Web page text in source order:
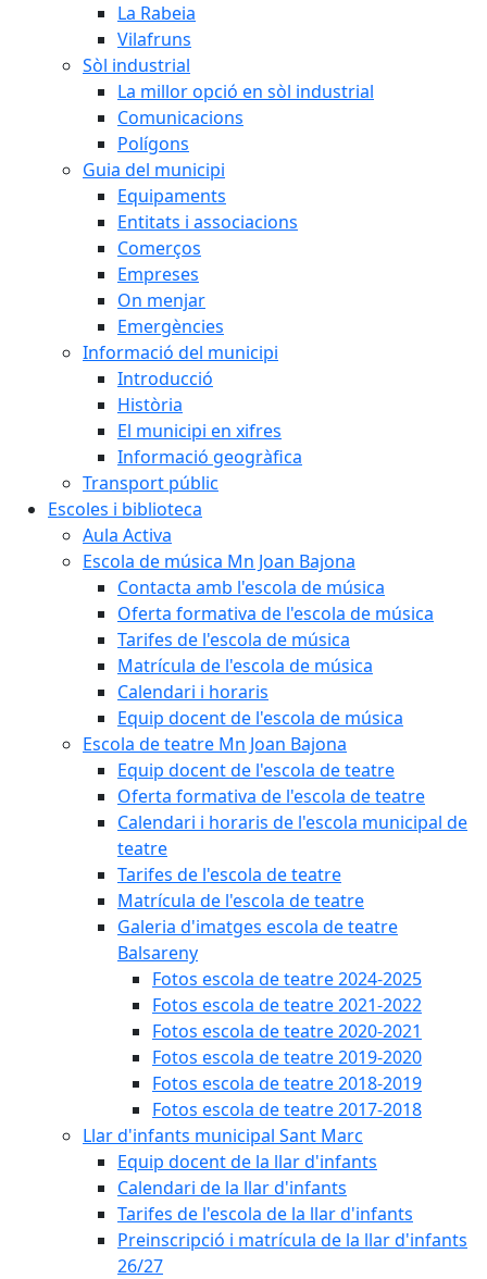
La Rabeia
Vilafruns
Sòl industrial
La millor opció en sòl industrial
Comunicacions
Polígons
Guia del municipi
Equipaments
Entitats i associacions
Comerços
Empreses
On menjar
Emergències
Informació del municipi
Introducció
Història
El municipi en xifres
Informació geogràfica
Transport públic
Escoles i biblioteca
Aula Activa
Escola de música Mn Joan Bajona
Contacta amb l'escola de música
Oferta formativa de l'escola de música
Tarifes de l'escola de música
Matrícula de l'escola de música
Calendari i horaris
Equip docent de l'escola de música
Escola de teatre Mn Joan Bajona
Equip docent de l'escola de teatre
Oferta formativa de l'escola de teatre
Calendari i horaris de l'escola municipal de
teatre
Tarifes de l'escola de teatre
Matrícula de l'escola de teatre
Galeria d'imatges escola de teatre
Balsareny
Fotos escola de teatre 2024-2025
Fotos escola de teatre 2021-2022
Fotos escola de teatre 2020-2021
Fotos escola de teatre 2019-2020
Fotos escola de teatre 2018-2019
Fotos escola de teatre 2017-2018
Llar d'infants municipal Sant Marc
Equip docent de la llar d'infants
Calendari de la llar d'infants
Tarifes de l'escola de la llar d'infants
Preinscripció i matrícula de la llar d'infants
26/27